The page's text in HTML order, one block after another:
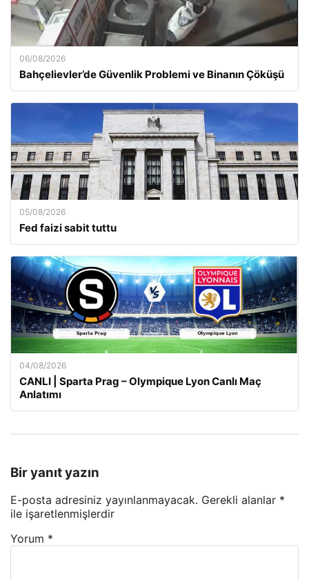
06/08/2026
Bahçelievler’de Güvenlik Problemi ve Binanın Çöküşü
05/08/2026
Fed faizi sabit tuttu
04/08/2026
CANLI | Sparta Prag – Olympique Lyon Canlı Maç
Anlatımı
Bir yanıt yazın
E-posta adresiniz yayınlanmayacak. Gerekli alanlar *
ile işaretlenmişlerdir
Yorum *